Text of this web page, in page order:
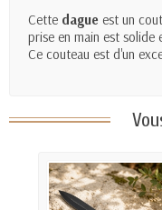
Cette dague est un
prise en main est solide
Ce couteau est d'un